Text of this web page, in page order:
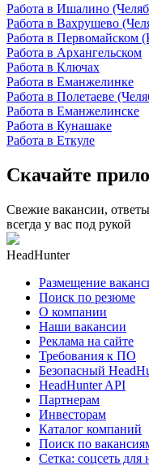
Работа в Ишалино
Работа в Вахрушево
Работа в Первомайском
Работа в Архангельском
Работа в Ключах
Работа в Еманжелинке
Работа в Полетаеве
Работа в Еманжелинске
Работа в Кунашаке
Работа в Еткуле
Скачайте
Свежие вакансии,
всегда у вас под рукой
HeadHunter
Размещение
Поиск по резюме
О компании
Наши вакансии
Реклама на сайте
Требования к ПО
Безопасный
HeadHunter API
Партнерам
Инвесторам
Каталог компаний
Поиск по
Сетка: соцсеть для